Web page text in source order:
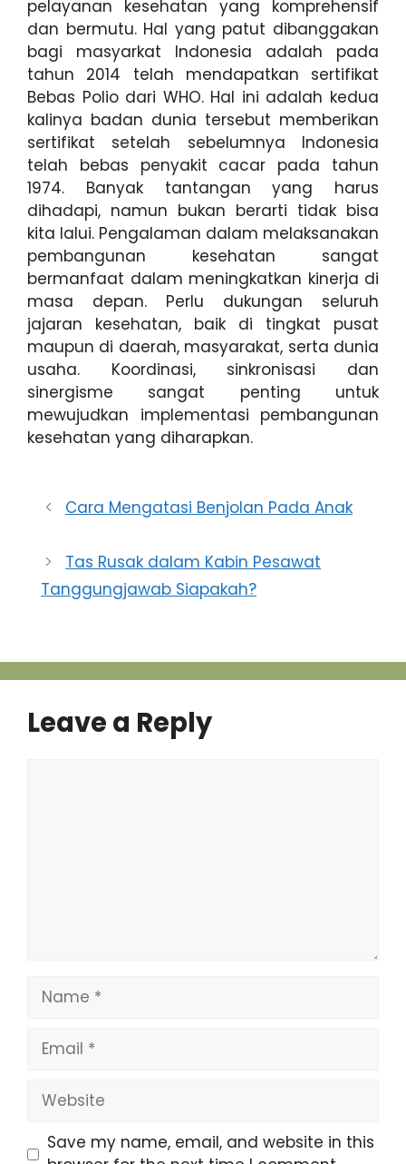
pelayanan kesehatan yang komprehensif
dan bermutu. Hal yang patut dibanggakan
bagi masyarkat Indonesia adalah pada
tahun 2014 telah mendapatkan sertifikat
Bebas Polio dari WHO. Hal ini adalah kedua
kalinya badan dunia tersebut memberikan
sertifikat setelah sebelumnya Indonesia
telah bebas penyakit cacar pada tahun
1974. Banyak tantangan yang harus
dihadapi, namun bukan berarti tidak bisa
kita lalui. Pengalaman dalam melaksanakan
pembangunan kesehatan sangat
bermanfaat dalam meningkatkan kinerja di
masa depan. Perlu dukungan seluruh
jajaran kesehatan, baik di tingkat pusat
maupun di daerah, masyarakat, serta dunia
usaha. Koordinasi, sinkronisasi dan
sinergisme sangat penting untuk
mewujudkan implementasi pembangunan
kesehatan yang diharapkan.
Cara Mengatasi Benjolan Pada Anak
Tas Rusak dalam Kabin Pesawat
Tanggungjawab Siapakah?
Leave a Reply
Name
Email
Website
Save my name, email, and website in this